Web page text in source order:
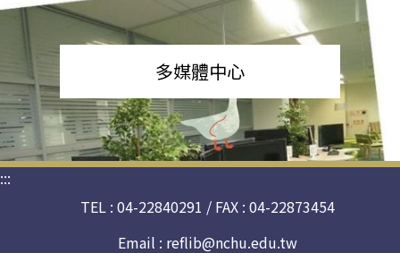
多媒體中心
:::
TEL : 04-22840291 / FAX : 04-22873454
Email : reflib@nchu.edu.tw